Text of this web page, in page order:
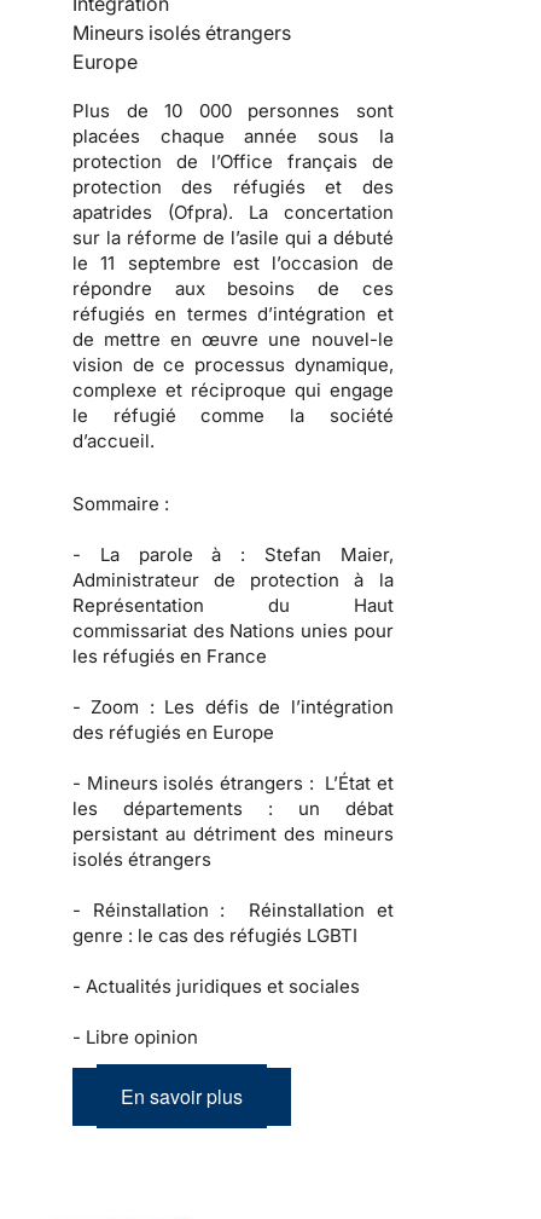
Mineurs isolés étrangers
Europe
Plus de 10 000 personnes sont
placées chaque année sous la
protection de l’Office français de
protection des réfugiés et des
apatrides (Ofpra). La concertation
sur la réforme de l’asile qui a débuté
le 11 septembre est l’occasion de
répondre aux besoins de ces
réfugiés en termes d’intégration et
de mettre en œuvre une nouvel-le
vision de ce processus dynamique,
complexe et réciproque qui engage
le réfugié comme la société
d’accueil.
Sommaire :
- La parole à : Stefan Maier,
Administrateur de protection à la
Représentation du Haut
commissariat des Nations unies pour
les réfugiés en France
- Zoom : Les défis de l’intégration
des réfugiés en Europe
- Mineurs isolés étrangers : L’État et
les départements : un débat
persistant au détriment des mineurs
isolés étrangers
- Réinstallation : Réinstallation et
genre : le cas des réfugiés LGBTI
- Actualités juridiques et sociales
- Libre opinion
En savoir plus